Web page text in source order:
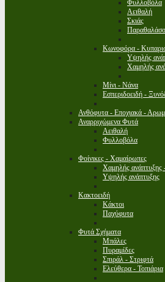
Φυλλοβόλα
Αειθαλή
Σκιάς
Κωνοφόρα -
Υψηλής
Χαμηλής
Μίνι - Νάνα
Εσπεριδοειδή -
Ανθόφυτα - Εποχιακά -
Αναρριχώμενα Φυτά
Αειθαλή
Φυλλοβόλα
Φοίνικες - Χαμαίρωπες
Χαμηλής ανάπτυξης
Υψηλής ανάπτυξης
Κακτοειδή
Κάκτοι
Παχύφυτα
Φυτά Σχήματα
Μπάλες
Πυραμίδες
Σπιράλ - Στριφτά
Ελεύθερα - Τοπιάρια